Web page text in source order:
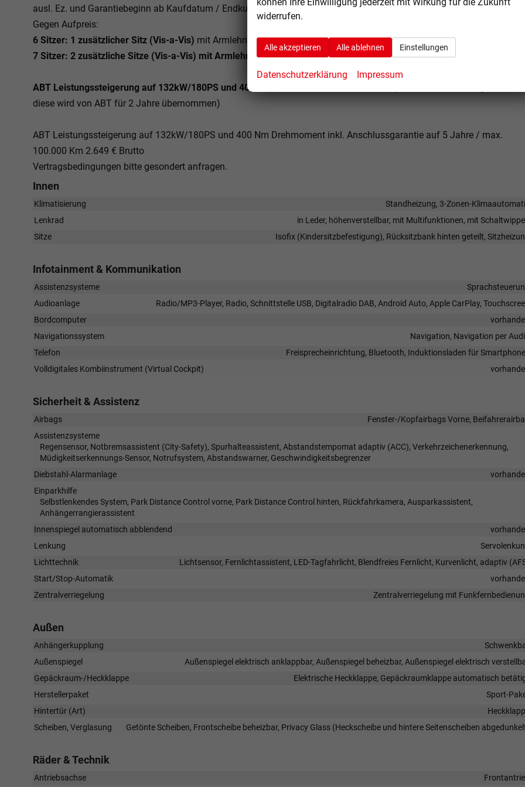
ausl. Ez. und Garantiebeginn ab Kaufdatum / Endkundennachweis erforderlich.
Gegen Aufpreis:
6 Sitzer: 1 zusätzlicher Sitz (Vis-a-Vis) mit Armlehnen für die 2. Sitzreihe inkl. Eintragung + 845 € Brutto
7 Sitzer: 2 zusätzliche Sitze (Vis-a-Vis) mit Armlehnen für die 2. Sitzreihe inkl. Eintragung+ 1.690 € Brutto
ABT Leistungssteigerung auf 132kW/180PS und 400 Nm Drehmoment 1.849 € Brutto
diese wird von ABT für 2 Jahre übernommen)
ABT Leistungssteigerung auf 132kW/180PS und 400 Nm Drehmoment inkl. Anschlussgarantie auf 5 Jahre / max.
100.000 Km 2.649 € Brutto
Vertragsbedingungen bitte gesondert anfragen.
Innen
Klimatisierung
Standheizung, 3-Zonen-
Lenkrad
in Leder, höhenverstellbar, mit Multifunktionen, mit
Sitze
Isofix (Kindersitzbefestigung), Rücksitzbank hinten geteilt,
Infotainment & Kommunikation
Assistenzsysteme
Audioanlage
Radio/MP3-Player, Radio, Schnittstelle USB, Digitalradio DAB, Android Auto, Apple CarPlay,
Bordcomputer
Navigationssystem
Navigation, Navigation per
Telefon
Freisprecheinrichtung, Bluetooth, Induktionsladen für
Volldigitales Kombiinstrument (Virtual Cockpit)
Sicherheit & Assistenz
Airbags
Fenster-/Kopfairbags Vorne,
Assistenzsysteme
Regensensor, Notbremsassistent (City-Safety), Spurhalteassistent, Abstandstempomat adaptiv (ACC), Verkehrzeichenerkennung,
Müdigkeitserkennungs-Sensor, Notrufsystem, Abstandswarner, Geschwindigkeitsbegrenzer
Diebstahl-Alarmanlage
Einparkhilfe
Selbstlenkendes System, Park Distance Control vorne, Park Distance Control hinten, Rückfahrkamera, Ausparkassistent,
Anhängerrangierassistent
Innenspiegel automatisch abblendend
Lenkung
Lichttechnik
Lichtsensor, Fernlichtassistent, LED-Tagfahrlicht, Blendfreies Fernlicht, Kurvenlicht, adaptiv
Start/Stop-Automatik
Zentralverriegelung
Zentralverriegelung mit
Außen
Anhängerkupplung
Außenspiegel
Außenspiegel elektrisch anklappbar, Außenspiegel beheizbar, Außenspiegel elektrisch
Gepäckraum-/Heckklappe
Elektrische Heckklappe, Gepäckraumklappe automatisch
Herstellerpaket
Sport-
Hintertür (Art)
Scheiben, Verglasung
Getönte Scheiben, Frontscheibe beheizbar, Privacy Glass (Heckscheibe und hintere Seitenscheiben
Räder & Technik
Antriebsachse
widerrufen.
Alle akzeptieren Alle ablehnen Einstellungen
Datenschutzerklärung Impressum